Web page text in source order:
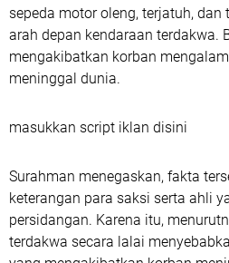
sepeda motor oleng, terjatuh,
arah depan kendaraan terdakwa.
mengakibatkan korban
meninggal dunia.
masukkan script iklan disini
Surahman menegaskan, fakta
keterangan para saksi serta ahli
persidangan. Karena itu,
terdakwa secara lalai